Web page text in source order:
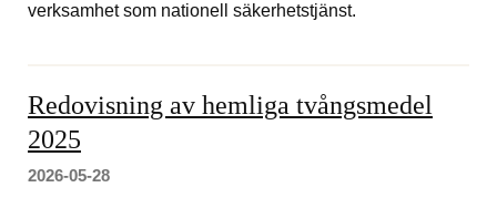
verksamhet som nationell säkerhetstjänst.
Redovisning av hemliga tvångsmedel
2025
2026-05-28